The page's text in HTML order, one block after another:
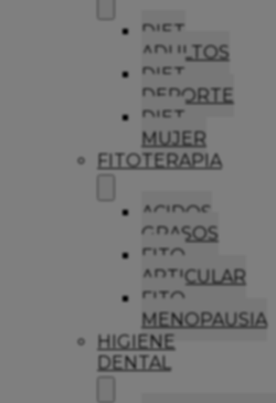
DIET
ADULTOS
DIET
DEPORTE
DIET
MUJER
FITOTERAPIA
ACIDOS
GRASOS
FITO
ARTICULAR
FITO
MENOPAUSIA
HIGIENE
DENTAL